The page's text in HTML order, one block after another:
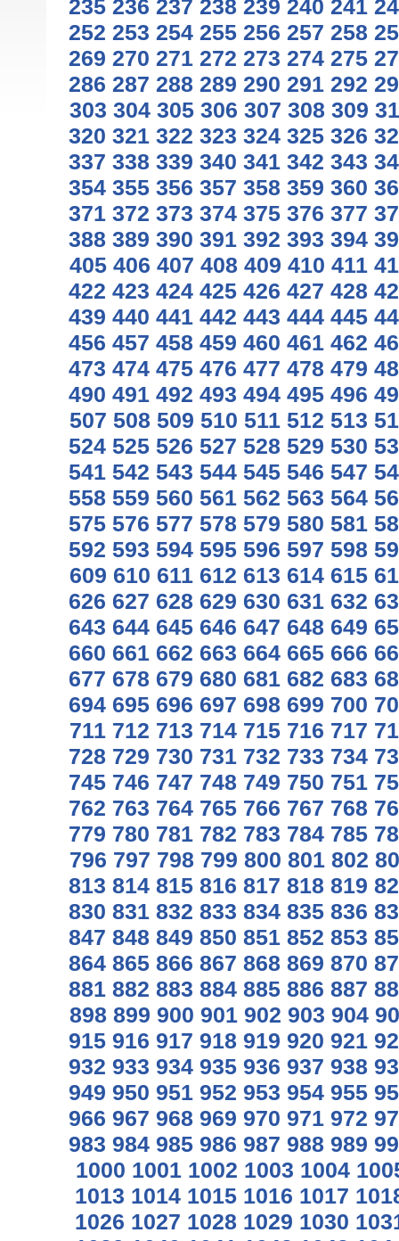
235 236 237 238 239 240 241
252 253 254 255 256 257 258
269 270 271 272 273 274 275
286 287 288 289 290 291 292
303 304 305 306 307 308 309
320 321 322 323 324 325 326
337 338 339 340 341 342 343
354 355 356 357 358 359 360
371 372 373 374 375 376 377
388 389 390 391 392 393 394
405 406 407 408 409 410 411
422 423 424 425 426 427 428
439 440 441 442 443 444 445
456 457 458 459 460 461 462
473 474 475 476 477 478 479
490 491 492 493 494 495 496
507 508 509 510 511 512 513
524 525 526 527 528 529 530
541 542 543 544 545 546 547
558 559 560 561 562 563 564
575 576 577 578 579 580 581
592 593 594 595 596 597 598
609 610 611 612 613 614 615
626 627 628 629 630 631 632
643 644 645 646 647 648 649
660 661 662 663 664 665 666
677 678 679 680 681 682 683
694 695 696 697 698 699 700
711 712 713 714 715 716 717
728 729 730 731 732 733 734
745 746 747 748 749 750 751
762 763 764 765 766 767 768
779 780 781 782 783 784 785
796 797 798 799 800 801 802
813 814 815 816 817 818 819
830 831 832 833 834 835 836
847 848 849 850 851 852 853
864 865 866 867 868 869 870
881 882 883 884 885 886 887
898 899 900 901 902 903 904
915 916 917 918 919 920 921
932 933 934 935 936 937 938
949 950 951 952 953 954 955
966 967 968 969 970 971 972
983 984 985 986 987 988 989
1000 1001 1002 1003 1004
1013 1014 1015 1016 1017
1026 1027 1028 1029 1030